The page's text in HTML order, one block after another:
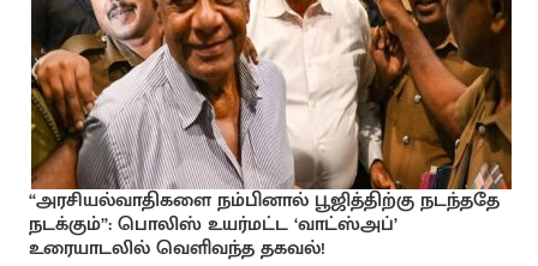
“அரசியல்வாதிகளை நம்பினால் பூஜித்திற்கு நடந்ததே
நடக்கும்”: பொலிஸ் உயர்மட்ட ‘வாட்ஸ்அப்’
உரையாடலில் வெளிவந்த தகவல்!